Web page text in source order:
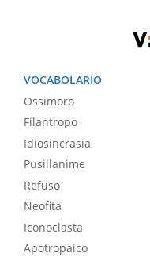
VOCABOLARIO
Ossimoro
Filantropo
Idiosincrasia
Pusillanime
Refuso
Neofita
Iconoclasta
Apotropaico